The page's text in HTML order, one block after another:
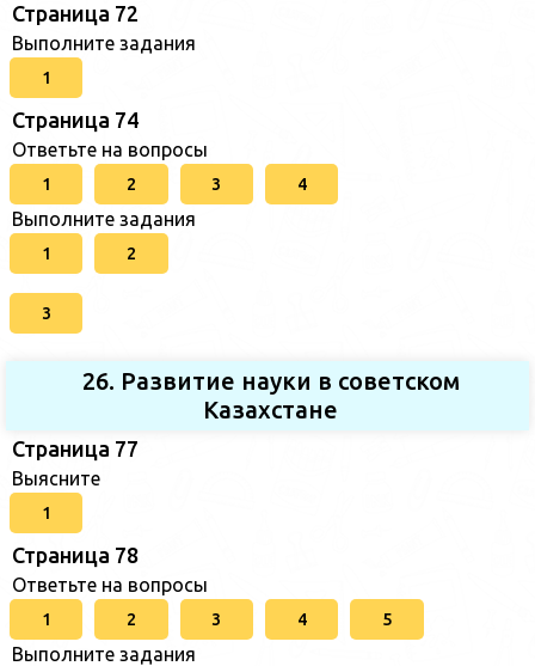
Страница 72
Выполните задания
1
Страница 74
Ответьте на вопросы
1 2 3 4
Выполните задания
1 2
3
26. Развитие науки в советском
Казахстане
Страница 77
Выясните
1
Страница 78
Ответьте на вопросы
1 2 3 4 5
Выполните задания